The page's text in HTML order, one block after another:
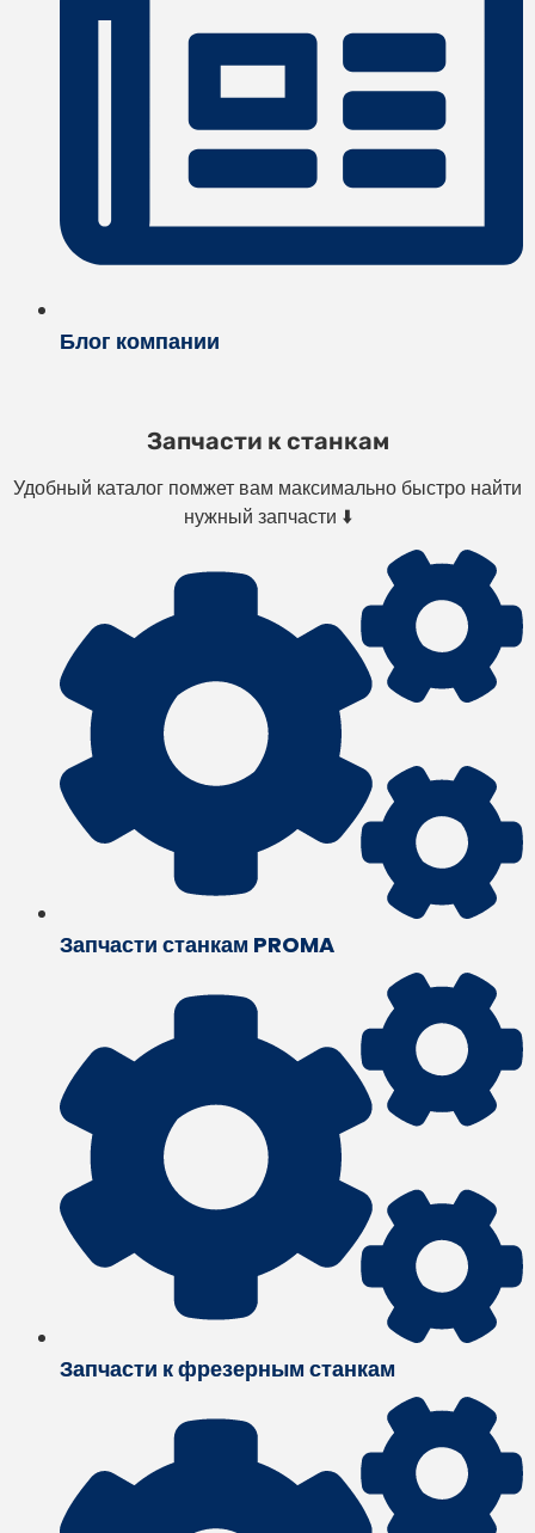
Блог компании
Запчасти к станкам
Удобный каталог помжет вам максимально быстро найти
нужный запчасти ⬇️
Запчасти станкам PROMA
Запчасти к фрезерным станкам